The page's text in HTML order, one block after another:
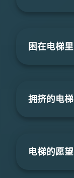
困在电梯里
拥挤的电梯
电梯的愿望